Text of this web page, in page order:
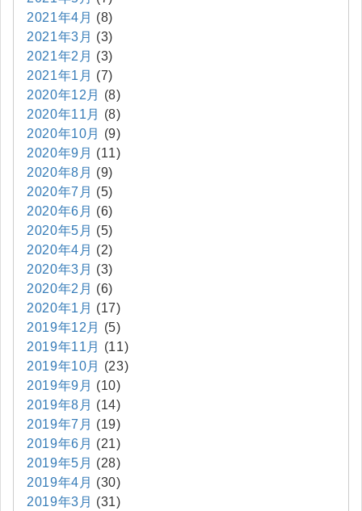
2021年4月 (8)
2021年3月 (3)
2021年2月 (3)
2021年1月 (7)
2020年12月
(8)
2020年11月
(8)
2020年10月
(9)
2020年9月 (11)
2020年8月 (9)
2020年7月 (5)
2020年6月 (6)
2020年5月 (5)
2020年4月 (2)
2020年3月 (3)
2020年2月 (6)
2020年1月 (17)
2019年12月
(5)
2019年11月
(11)
2019年10月
(23)
2019年9月 (10)
2019年8月 (14)
2019年7月 (19)
2019年6月 (21)
2019年5月 (28)
2019年4月 (30)
2019年3月 (31)